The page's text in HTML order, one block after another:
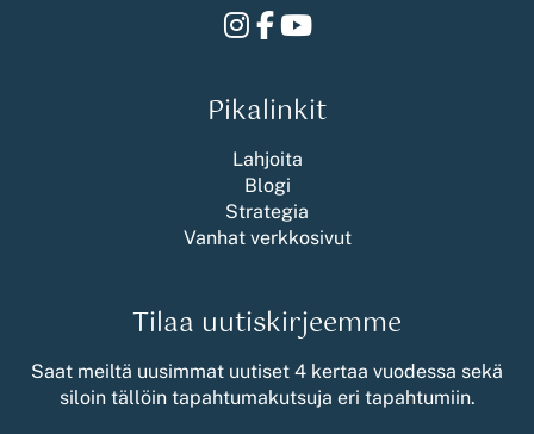
Instagram
Facebook
Youtube
Pikalinkit
Lahjoita
Blogi
Strategia
Vanhat verkkosivut
Tilaa uutiskirjeemme
Saat meiltä uusimmat uutiset 4 kertaa vuodessa sekä
siloin tällöin tapahtumakutsuja eri tapahtumiin.